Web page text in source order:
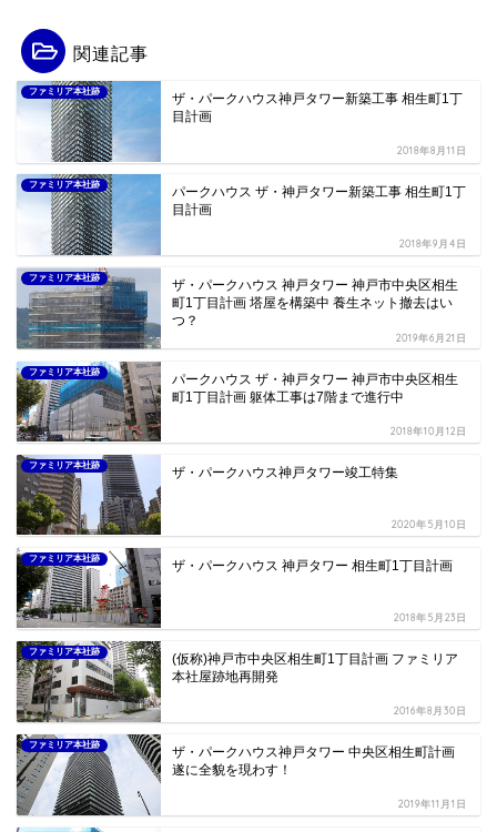
関連記事
ファミリア本社跡
ザ・パークハウス神戸タワー新築工事 相生町1丁
目計画
2018年8月11日
ファミリア本社跡
パークハウス ザ・神戸タワー新築工事 相生町1丁
目計画
2018年9月4日
ファミリア本社跡
ザ・パークハウス 神戸タワー 神戸市中央区相生
町1丁目計画 塔屋を構築中 養生ネット撤去はい
つ？
2019年6月21日
ファミリア本社跡
パークハウス ザ・神戸タワー 神戸市中央区相生
町1丁目計画 躯体工事は7階まで進行中
2018年10月12日
ファミリア本社跡 ザ・パークハウス神戸タワー竣工特集
2020年5月10日
ファミリア本社跡 ザ・パークハウス 神戸タワー 相生町1丁目計画
2018年5月23日
ファミリア本社跡
(仮称)神戸市中央区相生町1丁目計画 ファミリア
本社屋跡地再開発
2016年8月30日
ファミリア本社跡
ザ・パークハウス神戸タワー 中央区相生町計画
遂に全貌を現わす！
2019年11月1日